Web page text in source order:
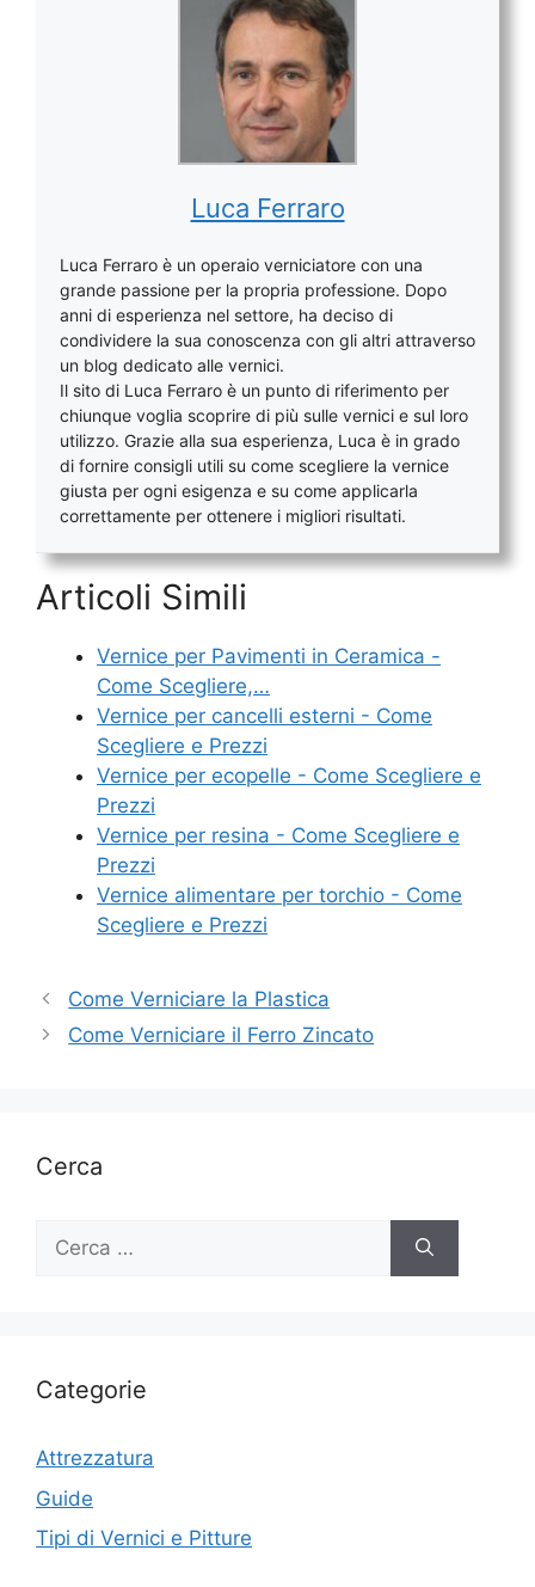
Luca Ferraro
Luca Ferraro è un operaio verniciatore con una
grande passione per la propria professione. Dopo
anni di esperienza nel settore, ha deciso di
condividere la sua conoscenza con gli altri attraverso
un blog dedicato alle vernici.
Il sito di Luca Ferraro è un punto di riferimento per
chiunque voglia scoprire di più sulle vernici e sul loro
utilizzo. Grazie alla sua esperienza, Luca è in grado
di fornire consigli utili su come scegliere la vernice
giusta per ogni esigenza e su come applicarla
correttamente per ottenere i migliori risultati.
Articoli Simili
Vernice per Pavimenti in Ceramica -
Come Scegliere,…
Vernice per cancelli esterni​ - Come
Scegliere e Prezzi
Vernice per ecopelle​ - Come Scegliere e
Prezzi
Vernice per resina​ - Come Scegliere e
Prezzi
Vernice alimentare per torchio​ - Come
Scegliere e Prezzi
Come Verniciare la Plastica
Come Verniciare il Ferro Zincato
Cerca
Ricerca
Categorie
Attrezzatura
Guide
Tipi di Vernici e Pitture